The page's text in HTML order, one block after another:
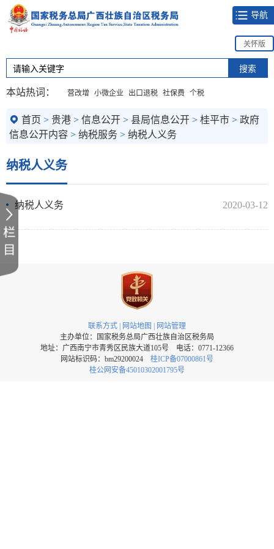
导航
关怀版
本站热词： 营改增 小微企业 出口退税 社保费 个税
首页 > 贵港 > 信息公开 > 县局信息公开 > 桂平市 > 政府
信息公开内容 > 纳税服务 > 纳税人义务
纳税人义务
2020-03-12
纳税人义务
联系方式 | 网站地图 | 网站管理
主办单位：国家税务总局广西壮族自治区税务局
地址：广西南宁市青秀区民族大道105号 电话：0771-12366
网站标识码：bm29200024 桂ICP备07000861号
桂公网安备45010302001795号